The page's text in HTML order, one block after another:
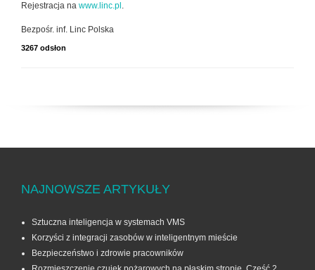
Rejestracja na www.linc.pl .
Bezpośr. inf. Linc Polska
3267 odsłon
NAJNOWSZE ARTYKUŁY
Sztuczna inteligencja w systemach VMS
Korzyści z integracji zasobów w inteligentnym mieście
Bezpieczeństwo i zdrowie pracowników